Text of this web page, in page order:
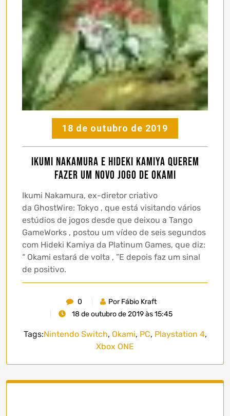
18 de outubro de 2019
Ikumi Nakamura e Hideki Kamiya querem
fazer um novo jogo de Okami
Ikumi Nakamura, ex-diretor criativo
da GhostWire: Tokyo , que está visitando vários
estúdios de jogos desde que deixou a Tango
GameWorks , postou um vídeo de seis segundos
com Hideki Kamiya da Platinum Games, que diz:
“ Okami estará de volta , ”E depois faz um sinal
de positivo.
0
Por Fábio Kraft
18 de outubro de 2019 às 15:45
Tags:Nintendo Switch, Okami, PC, Playstation 4,
Xbox ONE